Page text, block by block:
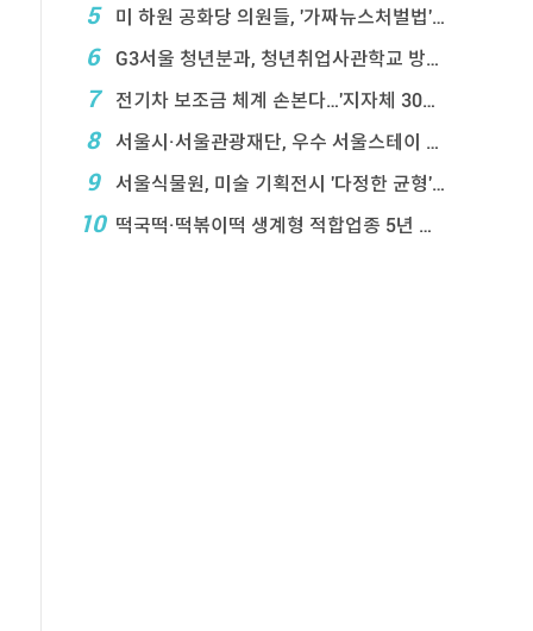
5 미 하원 공화당 의원들, '가짜뉴스처벌법' 항의 서한
6 G3서울 청년분과, 청년취업사관학교 방문…성장 지원 ...
7 전기차 보조금 체계 손본다…'지자체 30％ 매칭' ...
8 서울시·서울관광재단, 우수 서울스테이 18곳 선정
9 서울식물원, 미술 기획전시 '다정한 균형' 연계프로 ...
10 떡국떡·떡볶이떡 생계형 적합업종 5년 연장…대기업 ...